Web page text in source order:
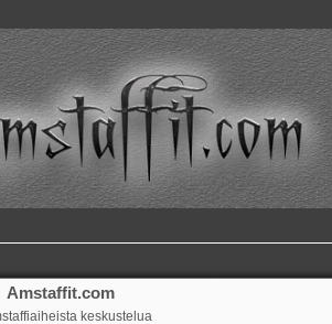
Amstaffit.com
keskustelua